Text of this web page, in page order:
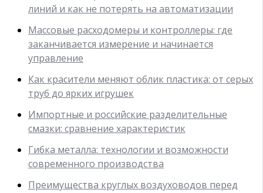
линий и как не потерять на автоматизации
Массовые расходомеры и контроллеры: где
заканчивается измерение и начинается
управление
Как красители меняют облик пластика: от серых
труб до ярких игрушек
Импортные и российские разделительные
смазки: сравнение характеристик
Гибка металла: технологии и возможности
современного производства
Преимущества круглых воздуховодов перед